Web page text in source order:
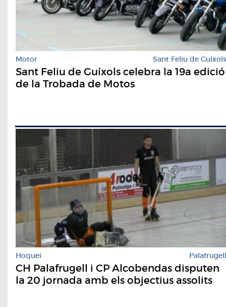
Motor Sant Feliu de Guíxols
Sant Feliu de Guíxols celebra la 19a edició
de la Trobada de Motos
Hoquei Palafrugell
CH Palafrugell i CP Alcobendas disputen
la 20 jornada amb els objectius assolits